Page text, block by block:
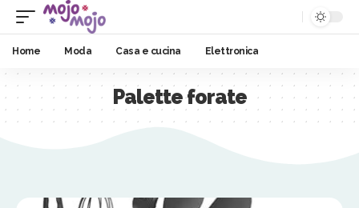
Home Moda Casa e cucina Elettronica
Palette forate